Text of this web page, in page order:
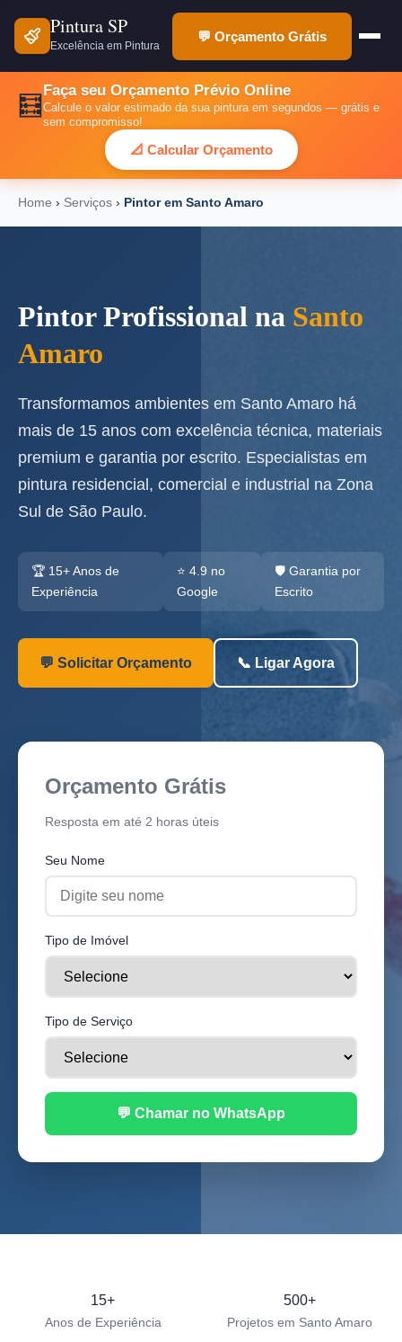
Pintura SP
Excelência em Pintura
💬 Orçamento Grátis
🧮
Faça seu Orçamento Prévio Online
Calcule o valor estimado da sua pintura em segundos — grátis e
sem compromisso!
📐 Calcular Orçamento
Home › Serviços › Pintor em Santo Amaro
Pintor Profissional na Santo
Amaro
Transformamos ambientes em Santo Amaro há
mais de 15 anos com excelência técnica, materiais
premium e garantia por escrito. Especialistas em
pintura residencial, comercial e industrial na Zona
Sul de São Paulo.
🏆 15+ Anos de
Experiência
⭐ 4.9 no
Google
🛡️ Garantia por
Escrito
💬 Solicitar Orçamento 📞 Ligar Agora
Orçamento Grátis
Resposta em até 2 horas úteis
Seu Nome
Tipo de Imóvel
Tipo de Serviço
💬 Chamar no WhatsApp
15+
Anos de Experiência
500+
Projetos em Santo Amaro